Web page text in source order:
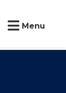
Menu